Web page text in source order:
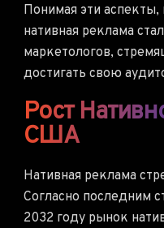
Понимая эти
нативная реклама
маркетологов,
достигать свою
Рост
США
Нативная реклама
Согласно последним
2032 году рынок